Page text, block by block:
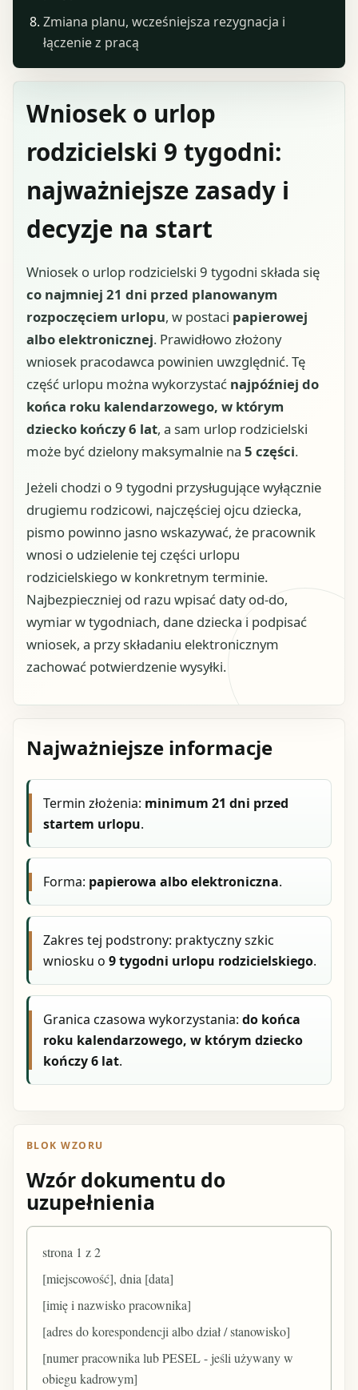
Wniosek o urlop
rodzicielski 9 tygodni:
najważniejsze zasady i
decyzje na start
Wniosek o urlop rodzicielski 9 tygodni składa się
co najmniej 21 dni przed planowanym
rozpoczęciem urlopu, w postaci papierowej
albo elektronicznej. Prawidłowo złożony
wniosek pracodawca powinien uwzględnić. Tę
część urlopu można wykorzystać najpóźniej do
końca roku kalendarzowego, w którym
dziecko kończy 6 lat, a sam urlop rodzicielski
może być dzielony maksymalnie na 5 części.
Jeżeli chodzi o 9 tygodni przysługujące wyłącznie
drugiemu rodzicowi, najczęściej ojcu dziecka,
pismo powinno jasno wskazywać, że pracownik
wnosi o udzielenie tej części urlopu
rodzicielskiego w konkretnym terminie.
Najbezpieczniej od razu wpisać daty od-do,
wymiar w tygodniach, dane dziecka i podpisać
wniosek, a przy składaniu elektronicznym
zachować potwierdzenie wysyłki.
Najważniejsze informacje
Termin złożenia: minimum 21 dni przed
startem urlopu.
Forma: papierowa albo elektroniczna.
Zakres tej podstrony: praktyczny szkic
wniosku o9 tygodni urlopu rodzicielskiego.
Granica czasowa wykorzystania:do końca
roku kalendarzowego, w którym dziecko
kończy 6 lat.
BLOK WZORU
Wzór dokumentu do
uzupełnienia
strona 1 z 2
[miejscowość], dnia [data]
[imię i nazwisko pracownika]
[adres do korespondencji albo dział / stanowisko]
[numer pracownika lub PESEL - jeśli używany w
obiegu kadrowym]
Zmiana planu, wcześniejsza rezygnacja i
łączenie z pracą